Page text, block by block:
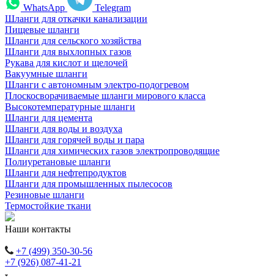
WhatsApp
Telegram
Шланги для откачки канализации
Пищевые шланги
Шланги для сельского хозяйства
Шланги для выхлопных газов
Рукава для кислот и щелочей
Вакуумные шланги
Шланги с автономным электро-подогревом
Плоскосворачиваемые шланги мирового класса
Высокотемпературные шланги
Шланги для цемента
Шланги для воды и воздуха
Шланги для горячей воды и пара
Шланги для химических газов электропроводящие
Полиуретановые шланги
Шланги для нефтепродуктов
Шланги для промышленных пылесосов
Резиновые шланги
Термостойкие ткани
Наши контакты
+7 (499) 350-30-56
+7 (926) 087-41-21